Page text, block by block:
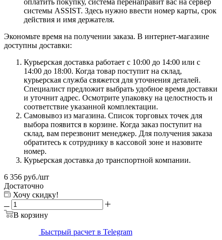
системы ASSIST. Здесь нужно ввести номер карты, срок
действия и имя держателя.
Экономьте время на получении заказа. В интернет-магазине
доступны доставки:
Курьерская доставка работает с 10:00 до 14:00 или с
14:00 до 18:00. Когда товар поступит на склад,
курьерская служба свяжется для уточнения деталей.
Специалист предложит выбрать удобное время доставки
и уточнит адрес. Осмотрите упаковку на целостность и
соответствие указанной комплектации.
Самовывоз из магазина. Список торговых точек для
выбора появится в корзине. Когда заказ поступит на
склад, вам перезвонит менеджер. Для получения заказа
обратитесь к сотруднику в кассовой зоне и назовите
номер.
Курьерская доставка до транспортной компании.
6 356 руб./шт
Достаточно
Хочу скидку!
В корзину
Быстрый расчет в Telegram